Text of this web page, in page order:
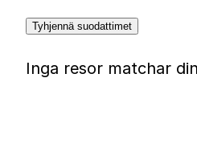
Tyhjennä suodattimet
Inga resor matchar